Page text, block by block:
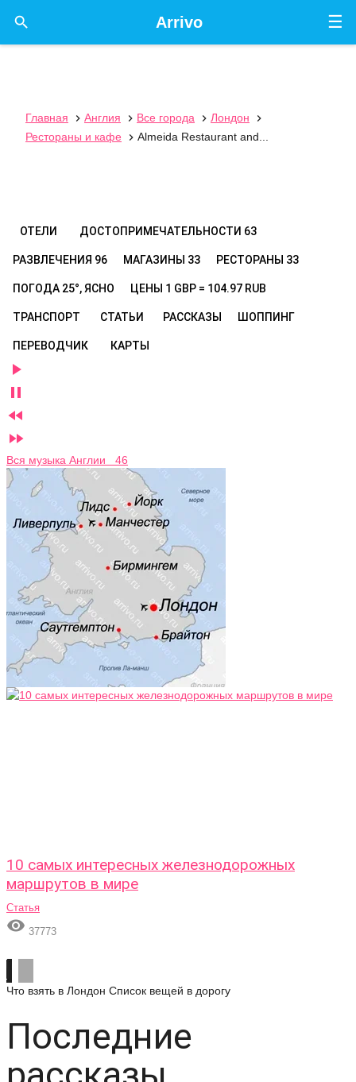
☰
Arrivo

Главная  Англия  Все города  Лондон

Рестораны и кафе
 Almeida Restaurant and...
ОТЕЛИ ДОСТОПРИМЕЧАТЕЛЬНОСТИ 63
РАЗВЛЕЧЕНИЯ 96 МАГАЗИНЫ 33 РЕСТОРАНЫ 33
ПОГОДА 25°, ЯСНО ЦЕНЫ 1 GBP = 104.97 RUB
ТРАНСПОРТ СТАТЬИ РАССКАЗЫ ШОППИНГ
ПЕРЕВОДЧИК КАРТЫ




Вся музыка Англии 46
10 самых интересных железнодорожных
маршрутов в мире
Статья
 37773
Что взять в Лондон Список вещей в дорогу
Последние